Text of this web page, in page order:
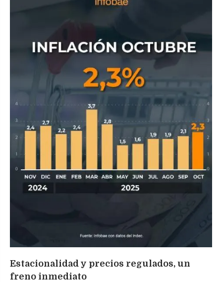
Estacionalidad y precios regulados, un
freno inmediato